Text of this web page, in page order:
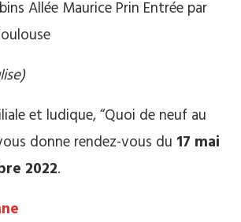
Allée Maurice Prin Entrée par
et ludique, “Quoi de neuf au
donne rendez-vous du 17 mai
2022.